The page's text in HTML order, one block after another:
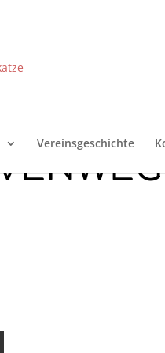
Vereinsgeschichte